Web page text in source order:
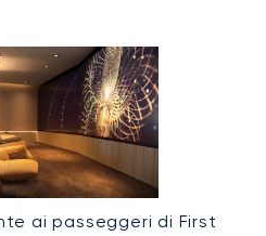
ai passeggeri di First